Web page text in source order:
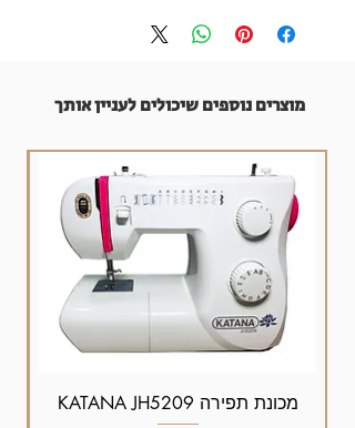
מוצרים נוספים שיכולים לעניין אותך
מכונת תפירה KATANA JH5209